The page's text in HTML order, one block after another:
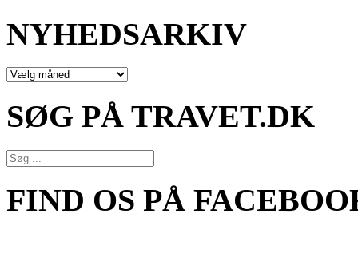
NYHEDSARKIV
NYHEDSARKIV
SØG PÅ TRAVET.DK
FIND OS PÅ